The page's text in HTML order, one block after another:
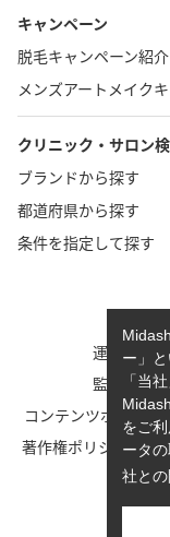
キャンペーン
脱毛キャンペーン紹介
メンズアートメイク
クリニック・サロン
ブランドから探す
都道府県から探す
条件を指定して探す
運営者情報
監修者一覧
コンテンツポリシー
著作権ポリシー/免責
て
ー」
「当
をご
ータ
社と